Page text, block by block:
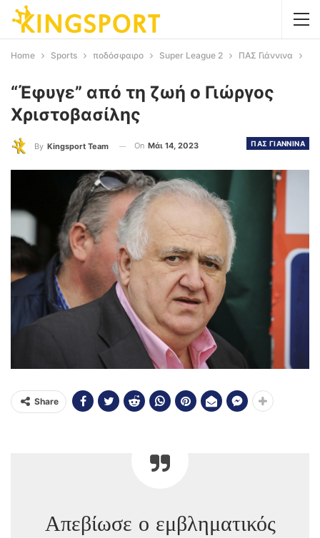
Home Sports ποδόσφαιρο Super League 2 ΠΑΣ Γιάννινα
“Έφυγε” από τη ζωή ο Γιώργος
Χριστοβασίλης
ΠΑΣ ΓΙΑΝΝΙΝΑ
By Kingsport Team On Μάι 14, 2023
Share
Απεβίωσε ο εμβληματικός